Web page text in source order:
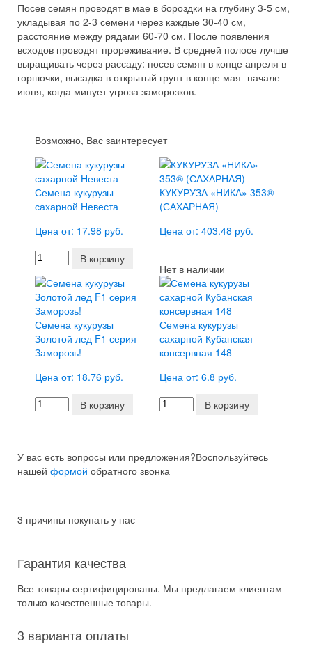
Посев семян проводят в мае в бороздки на глубину 3-5 см,
укладывая по 2-3 семени через каждые 30-40 см,
расстояние между рядами 60-70 см. После появления
всходов проводят прореживание. В средней полосе лучше
выращивать через рассаду: посев семян в конце апреля в
горшочки, высадка в открытый грунт в конце мая- начале
июня, когда минует угроза заморозков.
Возможно, Вас заинтересует
Семена кукурузы
сахарной Невеста
Цена от: 17.98 руб.
В корзину
КУКУРУЗА «НИКА» 353®
(САХАРНАЯ)
Цена от: 403.48 руб.
Нет в наличии
Семена кукурузы
Золотой лед F1 серия
Заморозь!
Цена от: 18.76 руб.
В корзину
Семена кукурузы
сахарной Кубанская
консервная 148
Цена от: 6.8 руб.
В корзину
У вас есть вопросы или предложения?Воспользуйтесь
нашей формой обратного звонка
3 причины покупать у нас
Гарантия качества
Все товары сертифицированы. Мы предлагаем клиентам
только качественные товары.
3 варианта оплаты